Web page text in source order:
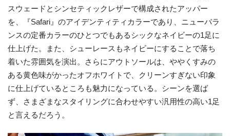
スウェードとシンセティックレザーで構成されたアッパー
を、『Safari』のアイデンティティカラーであり、ニューバラ
ンスの定番カラーのひとつでもあるシックなネイビーの1足に
仕上げた。また、シューレースもネイビーにすることで落ち
着いた雰囲気を演出。さらにアウトソールは、ややくすみの
ある黄色味がかったオフホワイトで、クリーンすぎない印象
に仕上げているところも魅力になっている。シーンを選ば
ず、さまざまなスタイリングに合わせやすい汎用性の高い1足
と言えるだろう。